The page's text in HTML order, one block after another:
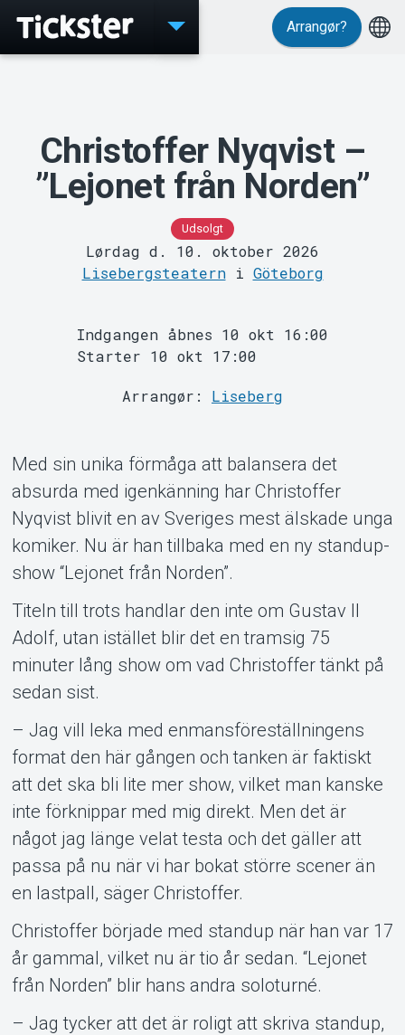
Support
Arrangør?
Christoffer Nyqvist –
”Lejonet från Norden”
Udsolgt
Lørdag d. 10. oktober 2026
Lisebergsteaterni Göteborg
Indgangen åbnes 10 okt 16:00
Starter 10 okt 17:00
Arrangør: Liseberg
Med sin unika förmåga att balansera det
absurda med igenkänning har Christoffer
Nyqvist blivit en av Sveriges mest älskade unga
komiker. Nu är han tillbaka med en ny standup-
show “Lejonet från Norden”.
Titeln till trots handlar den inte om Gustav II
Adolf, utan istället blir det en tramsig 75
minuter lång show om vad Christoffer tänkt på
sedan sist.
– Jag vill leka med enmansföreställningens
format den här gången och tanken är faktiskt
att det ska bli lite mer show, vilket man kanske
inte förknippar med mig direkt. Men det är
något jag länge velat testa och det gäller att
passa på nu när vi har bokat större scener än
en lastpall, säger Christoffer.
Christoffer började med standup när han var 17
år gammal, vilket nu är tio år sedan. “Lejonet
från Norden” blir hans andra soloturné.
– Jag tycker att det är roligt att skriva standup,